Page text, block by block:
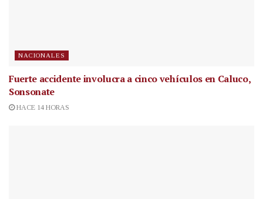
NACIONALES
Fuerte accidente involucra a cinco vehículos en Caluco,
Sonsonate
HACE 14 HORAS